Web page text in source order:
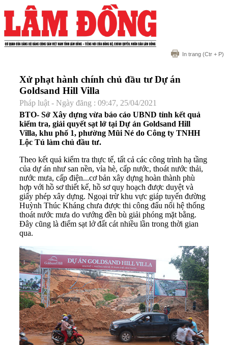
In trang (Ctr + P)
Xử phạt hành chính chủ đầu tư Dự án
Goldsand Hill Villa
Pháp luật - Ngày đăng : 09:47, 25/04/2021
BTO- Sở Xây dựng vừa báo cáo UBND tỉnh kết quả
kiểm tra, giải quyết sạt lở tại Dự án Goldsand Hill
Villa, khu phố 1, phường Mũi Né do Công ty TNHH
Lộc Tú làm chủ đầu tư.
Theo kết quả kiểm tra thực tế, tất cả các công trình hạ tầng
của dự án như san nền, vỉa hè, cấp nước, thoát nước thải,
nước mưa, cấp điện...cơ bản xây dựng hoàn thành phù
hợp với hồ sơ thiết kế, hồ sơ quy hoạch được duyệt và
giấy phép xây dựng. Ngoại trừ khu vực giáp tuyến đường
Huỳnh Thúc Kháng chưa được thi công đấu nối hệ thống
thoát nước mưa do vướng đền bù giải phóng mặt bằng.
Đây cũng là điểm sạt lở đất cát nhiều lần trong thời gian
qua.